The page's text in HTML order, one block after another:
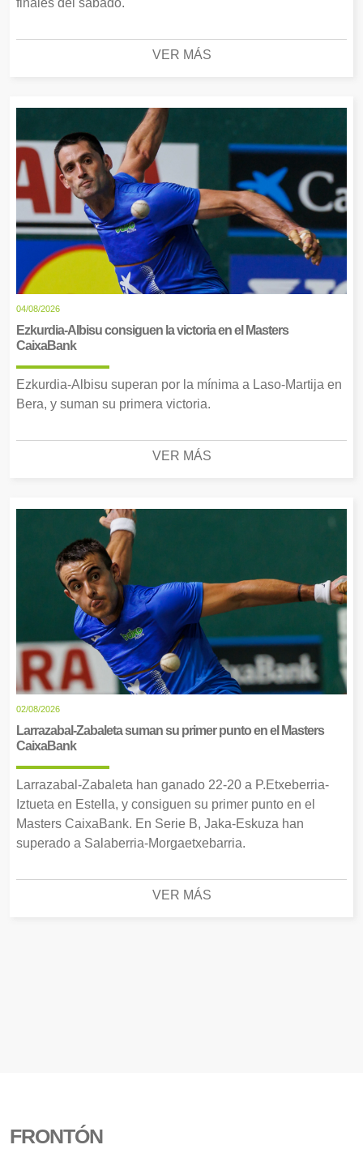
finales del sábado.
VER MÁS
04/08/2026
Ezkurdia-Albisu consiguen la victoria en el Masters
CaixaBank
Ezkurdia-Albisu superan por la mínima a Laso-Martija en
Bera, y suman su primera victoria.
VER MÁS
02/08/2026
Larrazabal-Zabaleta suman su primer punto en el Masters
CaixaBank
Larrazabal-Zabaleta han ganado 22-20 a P.Etxeberria-
Iztueta en Estella, y consiguen su primer punto en el
Masters CaixaBank. En Serie B, Jaka-Eskuza han
superado a Salaberria-Morgaetxebarria.
VER MÁS
FRONTÓN